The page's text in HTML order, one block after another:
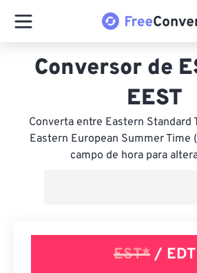
Conversor de
EEST
Converta entre Eastern Standard
Eastern European Summer Time
campo de hora para
EST*/ EDT